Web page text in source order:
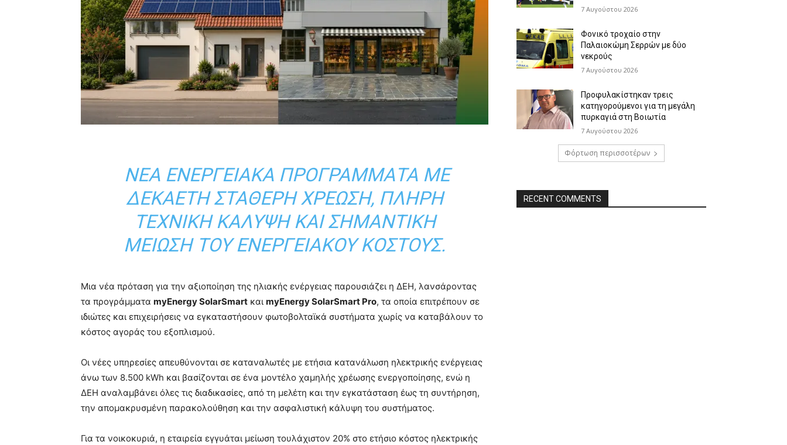
ΝΈΑ ΕΝΕΡΓΕΙΑΚΆ ΠΡΟΓΡΆΜΜΑΤΑ ΜΕ
ΔΕΚΑΕΤΉ ΣΤΑΘΕΡΉ ΧΡΈΩΣΗ, ΠΛΉΡΗ
ΤΕΧΝΙΚΉ ΚΆΛΥΨΗ ΚΑΙ ΣΗΜΑΝΤΙΚΉ
ΜΕΊΩΣΗ ΤΟΥ ΕΝΕΡΓΕΙΑΚΟΎ ΚΌΣΤΟΥΣ.
Μια νέα πρόταση για την αξιοποίηση της ηλιακής ενέργειας παρουσιάζει η ΔΕΗ, λανσάροντας
τα προγράμματα myEnergy SolarSmart και myEnergy SolarSmart Pro, τα οποία επιτρέπουν σε
ιδιώτες και επιχειρήσεις να εγκαταστήσουν φωτοβολταϊκά συστήματα χωρίς να καταβάλουν το
κόστος αγοράς του εξοπλισμού.
Οι νέες υπηρεσίες απευθύνονται σε καταναλωτές με ετήσια κατανάλωση ηλεκτρικής ενέργειας
άνω των 8.500 kWh και βασίζονται σε ένα μοντέλο χαμηλής χρέωσης ενεργοποίησης, ενώ η
ΔΕΗ αναλαμβάνει όλες τις διαδικασίες, από τη μελέτη και την εγκατάσταση έως τη συντήρηση,
την απομακρυσμένη παρακολούθηση και την ασφαλιστική κάλυψη του συστήματος.
Για τα νοικοκυριά, η εταιρεία εγγυάται μείωση τουλάχιστον 20% στο ετήσιο κόστος ηλεκτρικής
7 Αυγούστου 2026
Φονικό τροχαίο στην
Παλαιοκώμη Σερρών με δύο
νεκρούς
7 Αυγούστου 2026
Προφυλακίστηκαν τρεις
κατηγορούμενοι για τη μεγάλη
πυρκαγιά στη Βοιωτία
7 Αυγούστου 2026
Φόρτωση περισσοτέρων
RECENT COMMENTS